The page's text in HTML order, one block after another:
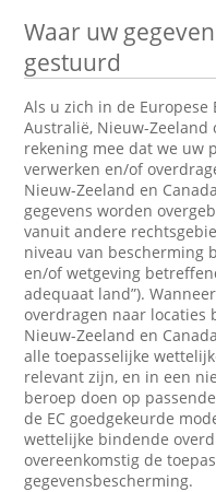
Waar uw
gestuurd
Als u zich in de Europese
Australië, Nieuw-
rekening mee dat we uw
verwerken en/of
Nieuw-Zeeland en
gegevens worden
vanuit andere
niveau van bescherming
en/of wetgeving
adequaat land”).
overdragen naar locaties
Nieuw-Zeeland en
alle toepasselijke
relevant zijn, en in een
beroep doen op
de EC goedgekeurde
wettelijke bindende
overeenkomstig de
gegevensbescherming.